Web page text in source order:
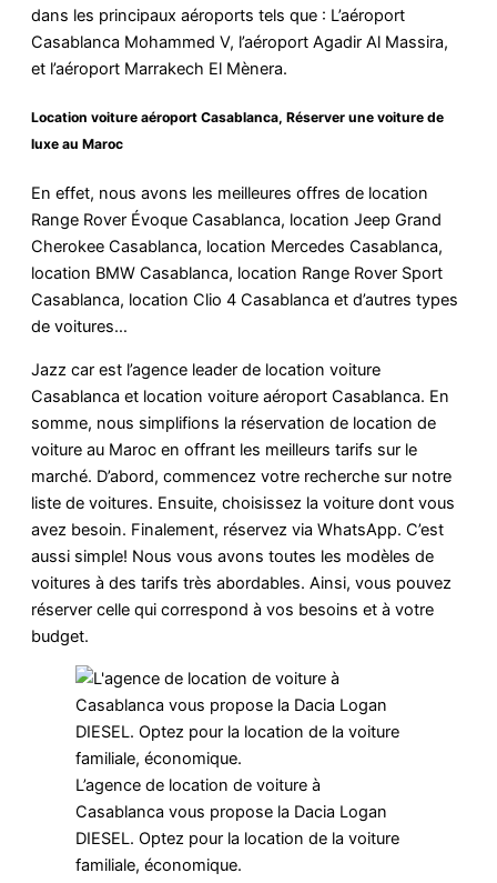
dans les principaux aéroports tels que : L’aéroport
Casablanca Mohammed V, l’aéroport Agadir Al Massira,
et l’aéroport Marrakech El Mènera.
Location voiture aéroport Casablanca, Réserver une voiture de
luxe au Maroc
En effet, nous avons les meilleures offres de location
Range Rover Évoque Casablanca, location Jeep Grand
Cherokee Casablanca, location Mercedes Casablanca,
location BMW Casablanca, location Range Rover Sport
Casablanca, location Clio 4 Casablanca et d’autres types
de voitures…
Jazz car est l’agence leader de location voiture
Casablanca et location voiture aéroport Casablanca. En
somme, nous simplifions la réservation de location de
voiture au Maroc en offrant les meilleurs tarifs sur le
marché. D’abord, commencez votre recherche sur notre
liste de voitures. Ensuite, choisissez la voiture dont vous
avez besoin. Finalement, réservez via WhatsApp. C’est
aussi simple! Nous vous avons toutes les modèles de
voitures à des tarifs très abordables. Ainsi, vous pouvez
réserver celle qui correspond à vos besoins et à votre
budget.
L’agence de location de voiture à
Casablanca vous propose la Dacia Logan
DIESEL. Optez pour la location de la voiture
familiale, économique.